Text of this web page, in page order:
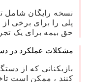
نسخه رایگان شامل
پلی را برای برخی
حق بیمه برای یک
مشکلات عملکرد در
بازیکنانی که از
کنند ، ممکن است